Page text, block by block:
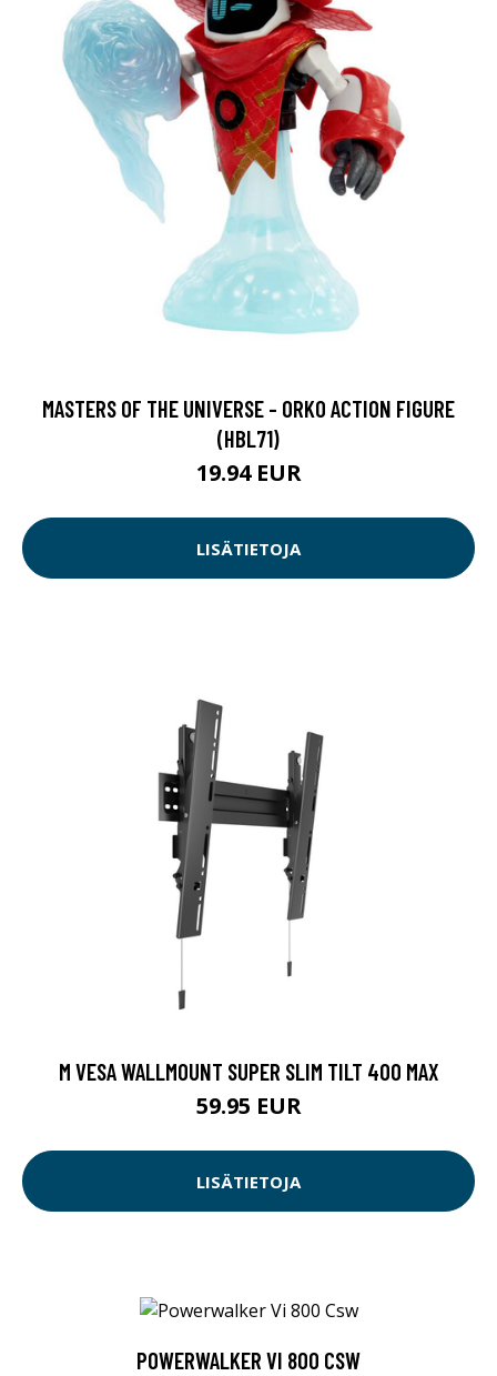
MASTERS OF THE UNIVERSE - ORKO ACTION FIGURE
(HBL71)
19.94 EUR
LISÄTIETOJA
M VESA WALLMOUNT SUPER SLIM TILT 400 MAX
59.95 EUR
LISÄTIETOJA
POWERWALKER VI 800 CSW